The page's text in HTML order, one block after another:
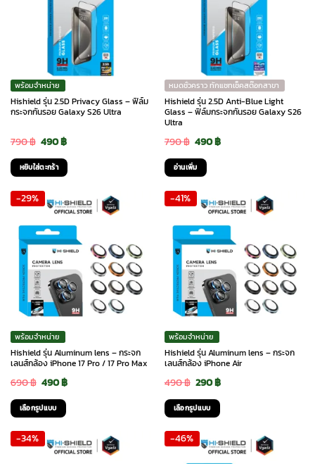
chosen
on
the
page
พร้อมจำหน่าย
Hishield รุ่น 2.5D Privacy Glass – ฟิล์ม
กระจกกันรอย Galaxy S26 Ultra
790฿ Original
price
was:
790 ฿.
490฿Current
price
490 ฿.
หยิบใส่ตะกร้า
หมดชั่วคราว ทักแชทเช็คสต๊อกสาขา
Hishield รุ่น 2.5D Anti-Blue Light
Glass – ฟิล์มกระจกกันรอย Galaxy S26
Ultra
790฿ Original
price
was:
790 ฿.
490฿Current
490 ฿.
อ่านเพิ่ม
-29%
พร้อมจำหน่าย
Hishield รุ่น Aluminum lens – กระจก
เลนส์กล้อง iPhone 17 Pro / 17 Pro Max
690฿ Original
price
was:
690 ฿.
490฿Current
490 ฿.
เลือกรูปแบบ
product
-41%
พร้อมจำหน่าย
Hishield รุ่น Aluminum lens – กระจก
เลนส์กล้อง iPhone Air
490฿ Original
price
was:
490 ฿.
290฿Current
290 ฿.
เลือกรูปแบบ
product
-34% -46%